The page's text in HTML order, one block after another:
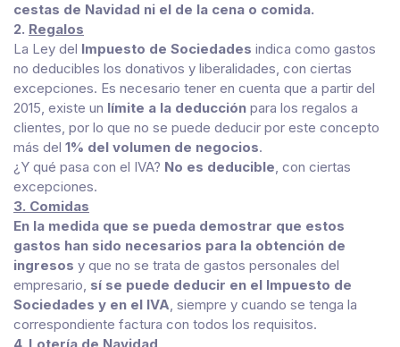
cestas de Navidad ni el de la cena o comida.
2. Regalos
La Ley del Impuesto de Sociedades indica como gastos
no deducibles los donativos y liberalidades, con ciertas
excepciones. Es necesario tener en cuenta que a partir del
2015, existe un límite a la deducción para los regalos a
clientes, por lo que no se puede deducir por este concepto
más del 1% del volumen de negocios.
¿Y qué pasa con el IVA? No es deducible, con ciertas
excepciones.
3. Comidas
En la medida que se pueda demostrar que estos
gastos han sido necesarios para la obtención de
ingresos y que no se trata de gastos personales del
empresario, sí se puede deducir en el Impuesto de
Sociedades y en el IVA, siempre y cuando se tenga la
correspondiente factura con todos los requisitos.